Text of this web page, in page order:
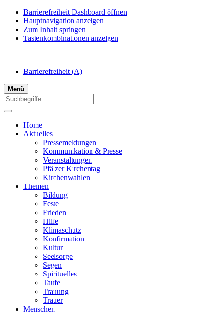
Barrierefreiheit Dashboard öffnen
Hauptnavigation anzeigen
Zum Inhalt springen
Tastenkombinationen anzeigen
Barrierefreiheit (A)
Menü
Home
Aktuelles
Pressemeldungen
Kommunikation & Presse
Veranstaltungen
Pfälzer Kirchentag
Kirchenwahlen
Themen
Bildung
Feste
Frieden
Hilfe
Klimaschutz
Konfirmation
Kultur
Seelsorge
Segen
Spirituelles
Taufe
Trauung
Trauer
Menschen